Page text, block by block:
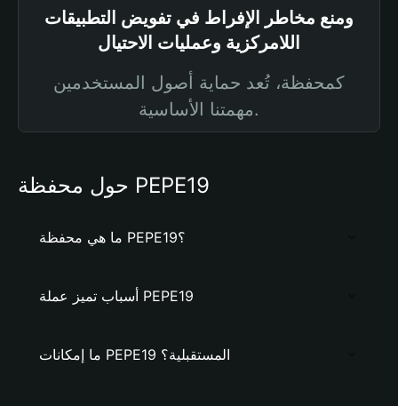
ومنع مخاطر الإفراط في تفويض التطبيقات
اللامركزية وعمليات الاحتيال
كمحفظة، تُعد حماية أصول المستخدمين
مهمتنا الأساسية.
حول محفظة PEPE19
ما هي محفظة PEPE19؟
أسباب تميز عملة PEPE19
ما إمكانات PEPE19 المستقبلية؟